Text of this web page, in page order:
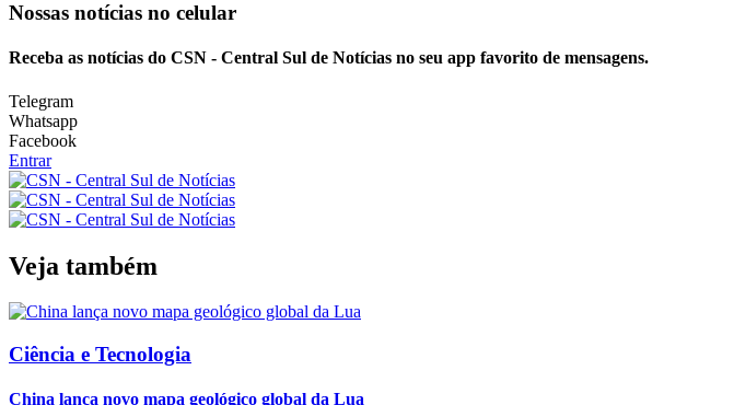
Nossas notícias no celular
Receba as notícias do CSN - Central Sul de Notícias no seu app favorito de mensagens.
Telegram
Whatsapp
Facebook
Entrar
Veja também
Ciência e Tecnologia
China lança novo mapa geológico global da Lua